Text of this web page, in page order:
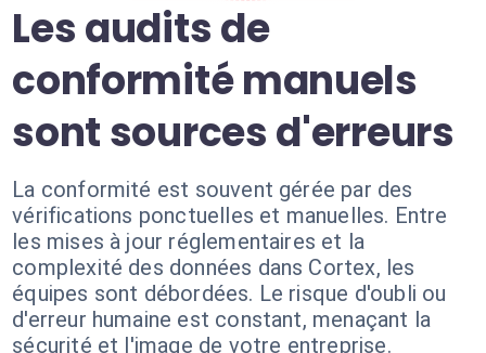
Les audits de
conformité manuels
sont sources d'erreurs
La conformité est souvent gérée par des
vérifications ponctuelles et manuelles. Entre
les mises à jour réglementaires et la
complexité des données dans Cortex, les
équipes sont débordées. Le risque d'oubli ou
d'erreur humaine est constant, menaçant la
sécurité et l'image de votre entreprise.